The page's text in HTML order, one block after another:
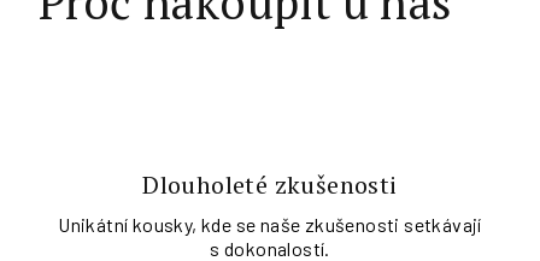
Dlouholeté zkušenosti
Unikátní kousky, kde se naše zkušenosti setkávají
s dokonalostí.